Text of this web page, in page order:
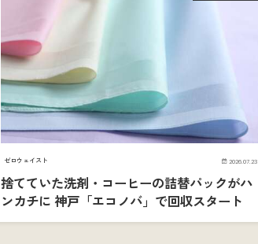
ゼロウェイスト 2026.07.23
捨てていた洗剤・コーヒーの詰替パックがハ
ンカチに 神戸「エコノバ」で回収スタート